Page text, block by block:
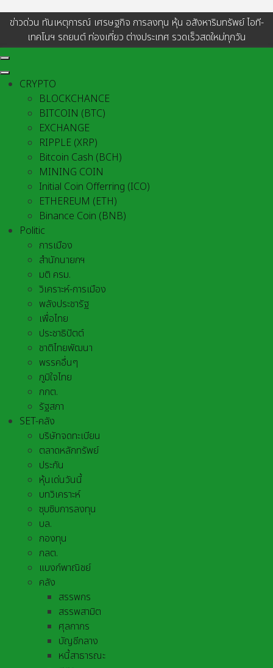
ข่าวด่วน ทันเหตุการณ์ เศรษฐกิจ การลงทุน หุ้น อสังหาริมทรัพย์ ไอที-
เทคโนฯ รถยนต์ ท่องเที่ยว ต่างประเทศ รวดเร็วสดใหม่ทุกวัน
CRYPTO
BLOCKCHANCE
BITCOIN (BTC)
EXCHANGE
RIPPLE (XRP)
Bitcoin Cash (BCH)
MINING COIN
Initial Coin Offerring (ICO)
ETHEREUM (ETH)
Binance Coin (BNB)
Politic
การเมือง
สำนักนายกฯ
มติ ครม.
วิเคราะห์-การเมือง
พลังประชารัฐ
เพื่อไทย
ประชาธิปัตต์
ชาติไทยพัฒนา
พรรคอื่นๆ
ภูมิใจไทย
กกต.
รัฐสภา
SET-คลัง
บริษัทจดทะเบียน
ตลาดหลักทรัพย์
ประกัน
หุ้นเด่นวันนี้
บทวิเคราะห์
ซุบซิบการลงทุน
บล.
กองทุน
กลต.
แบงก์พาณิชย์
คลัง
สรรพกร
สรรพสามิต
ศุลกากร
บัญชีกลาง
หนี้สาธารณะ